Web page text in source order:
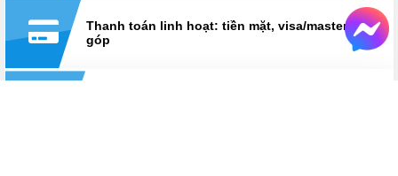
Thanh toán linh hoạt: tiền mặt, visa/master, trả
góp